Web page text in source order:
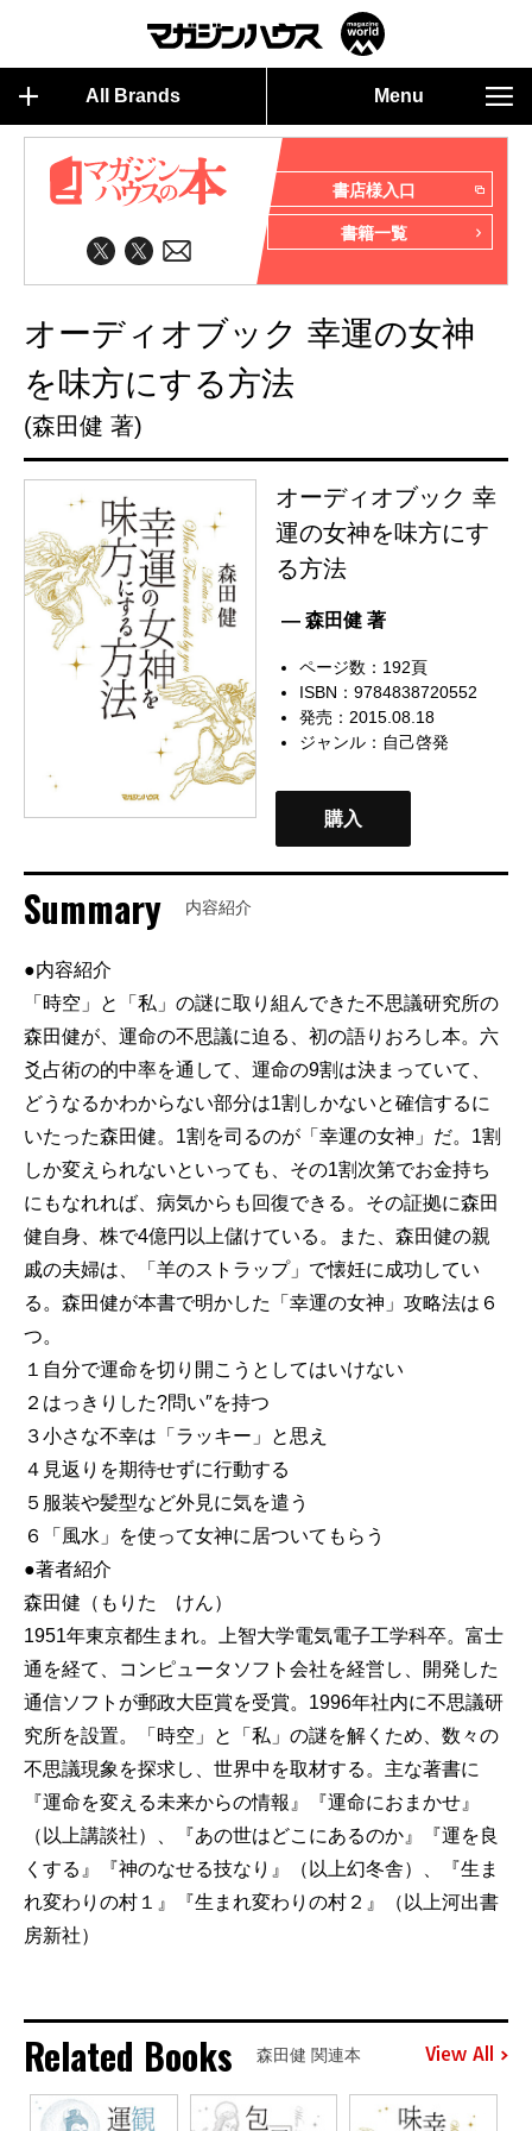
All Brands Menu
書店様入口
書籍一覧
オーディオブック 幸運の女神
を味方にする方法
(森田健 著)
オーディオブック 幸
運の女神を味方にす
る方法
— 森田健 著
ページ数：192頁
ISBN：9784838720552
発売：2015.08.18
ジャンル： 自己啓発
購入
Summary 内容紹介
●内容紹介
「時空」と「私」の謎に取り組んできた不思議研究所の
森田健が、運命の不思議に迫る、初の語りおろし本。六
爻占術の的中率を通して、運命の9割は決まっていて、
どうなるかわからない部分は1割しかないと確信するに
いたった森田健。1割を司るのが「幸運の女神」だ。1割
しか変えられないといっても、その1割次第でお金持ち
にもなれれば、病気からも回復できる。その証拠に森田
健自身、株で4億円以上儲けている。また、森田健の親
戚の夫婦は、「羊のストラップ」で懐妊に成功してい
る。森田健が本書で明かした「幸運の女神」攻略法は６
つ。
１自分で運命を切り開こうとしてはいけない
２はっきりした?問い″を持つ
３小さな不幸は「ラッキー」と思え
４見返りを期待せずに行動する
５服装や髪型など外見に気を遣う
６「風水」を使って女神に居ついてもらう
●著者紹介
森田健（もりた けん）
1951年東京都生まれ。上智大学電気電子工学科卒。富士
通を経て、コンピュータソフト会社を経営し、開発した
通信ソフトが郵政大臣賞を受賞。1996年社内に不思議研
究所を設置。「時空」と「私」の謎を解くため、数々の
不思議現象を探求し、世界中を取材する。主な著書に
『運命を変える未来からの情報』『運命におまかせ』
（以上講談社）、『あの世はどこにあるのか』『運を良
くする』『神のなせる技なり』（以上幻冬舎）、『生ま
れ変わりの村１』『生まれ変わりの村２』（以上河出書
房新社）
Related Books 森田健 関連本 View All